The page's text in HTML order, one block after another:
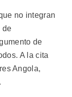
no integran
de
de
A la cita
Angola,